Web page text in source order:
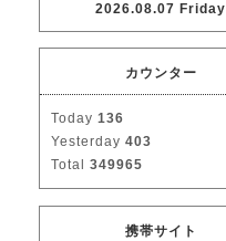
2026.08.07 Friday
カウンター
Today 136
Yesterday 403
Total 349965
携帯サイト